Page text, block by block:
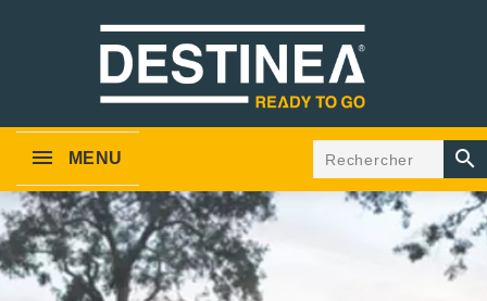
MENU 